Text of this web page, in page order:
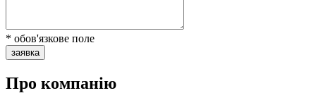
* обов'язкове поле
заявка
Про компанію